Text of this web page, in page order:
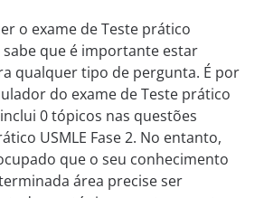
o exame de Teste prático
sabe que é importante estar
qualquer tipo de pergunta. É por
do exame de Teste prático
inclui 0 tópicos nas questões
USMLE Fase 2. No entanto,
que o seu conhecimento
área precise ser